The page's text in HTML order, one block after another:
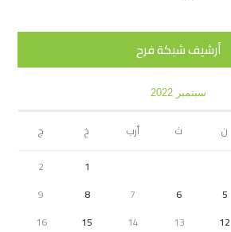
أرشيف شبكة فرح
سبتمبر 2022
ن ث أرب خ
ج
1
2
5
6
7
8
9
12
13
14
15
16